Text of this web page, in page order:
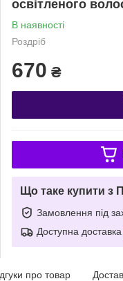
освітленого
В наявності
Роздріб
670 ₴
Що таке купити з
Замовлення під
Доступна доставка
про товар